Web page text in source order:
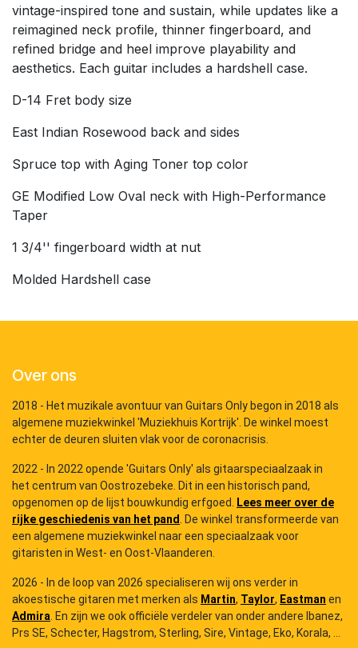
vintage-inspired tone and sustain, while updates like a
reimagined neck profile, thinner fingerboard, and
refined bridge and heel improve playability and
aesthetics. Each guitar includes a hardshell case.
D-14 Fret body size
East Indian Rosewood back and sides
Spruce top with Aging Toner top color
GE Modified Low Oval neck with High-Performance
Taper
1 3/4'' fingerboard width at nut
Molded Hardshell case
Over ons
2018 - Het muzikale avontuur van Guitars Only begon in 2018 als
algemene muziekwinkel 'Muziekhuis Kortrijk'. De winkel moest
echter de deuren sluiten vlak voor de coronacrisis.
2022 - In 2022 opende 'Guitars Only' als gitaarspeciaalzaak in
het centrum van Oostrozebeke. Dit in een historisch pand,
opgenomen op de lijst bouwkundig erfgoed.
Lees meer over de
rijke geschiedenis van het pand
. De winkel transformeerde van
een algemene muziekwinkel naar een speciaalzaak voor
gitaristen in West- en Oost-Vlaanderen.
2026 - In de loop van 2026 specialiseren wij ons verder in
akoestische gitaren met merken als Martin, Taylor, Eastman en
Admira . En zijn we ook officiële verdeler van onder andere Ibanez,
Prs SE, Schecter, Hagstrom, Sterling, Sire, Vintage, Eko, Korala, ...